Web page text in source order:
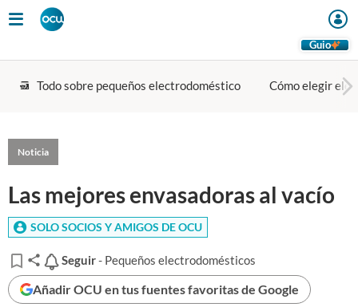
Guio
Todo sobre pequeños electrodoméstico Cómo elegir
Noticia
Las mejores envasadoras al vacío
SOLO SOCIOS Y AMIGOS DE OCU
Seguir
Seguir- Pequeños electrodomésticos
Añadir OCU en tus fuentes favoritas de Google